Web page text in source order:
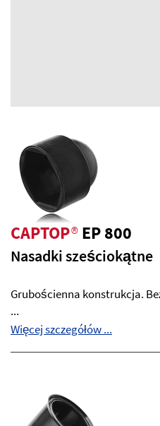
CAPTOP®EP 800
Nasadki sześciokątne
Grubościenna konstrukcja.
...
Więcej szczegółów ...